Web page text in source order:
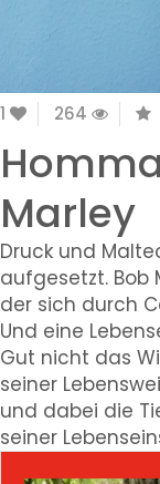
1 264
Marley
Druck und
aufgesetzt. Bob
der sich durch
Und eine
Gut nicht das
seiner
und dabei die
seiner